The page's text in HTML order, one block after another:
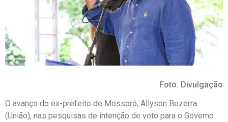
Foto: Divulgação
O avanço do ex-prefeito de Mossoró, Allyson Bezerra
(União), nas pesquisas de intenção de voto para o Governo